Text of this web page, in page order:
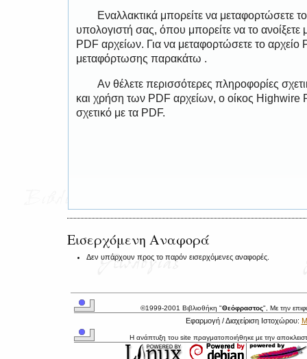
Εναλλακτικά μπορείτε να μεταφορτώσετε
υπολογιστή σας, όπου μπορείτε να το
PDF αρχείων. Για να μεταφορτώσετε το
μεταφόρτωσης παρακάτω .
Αν θέλετε περισσότερες πληροφορίες
και χρήση των PDF αρχείων, ο οίκος Highwire
σχετικό με τα PDF.
Εισερχόμενη Αναφορά
Δεν υπάρχουν προς το παρόν εισερχόμενες αναφορές.
©1999-2001 Βιβλιοθήκη "Θεόφραστος", Με την
Εφαρμογή / Διαχείριση Ιστοχώρου:
Η ανάπτυξη του site πραγματοποιήθηκε με την